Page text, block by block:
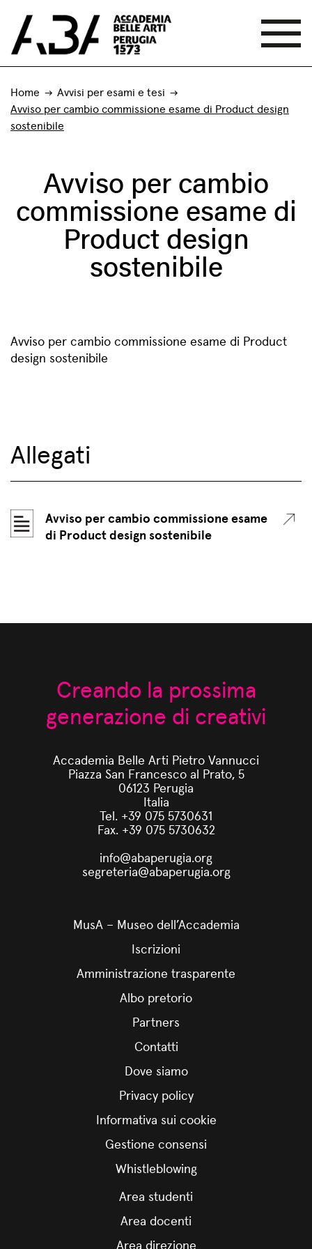
Home
Avvisi per esami e tesi
Avviso per cambio commissione esame di Product design
sostenibile
Avviso per cambio
commissione esame di
Product design
sostenibile
Avviso per cambio commissione esame di Product
design sostenibile
Allegati
Avviso per cambio commissione esame
di Product design sostenibile
Creando la prossima
generazione di creativi
Accademia Belle Arti Pietro Vannucci
Piazza San Francesco al Prato, 5
06123 Perugia
Italia
Tel. +39 075 5730631
Fax. +39 075 5730632
info@abaperugia.org
segreteria@abaperugia.org
MusA – Museo dell’Accademia
Iscrizioni
Amministrazione trasparente
Albo pretorio
Partners
Contatti
Dove siamo
Privacy policy
Informativa sui cookie
Gestione consensi
Whistleblowing
Area studenti
Area docenti
Area direzione